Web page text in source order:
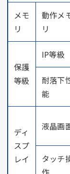
メモ
リ
動作メ
リ
保護
等級
IP等級
耐落下
能
ディ
スプ
レイ
液晶画
タッチ